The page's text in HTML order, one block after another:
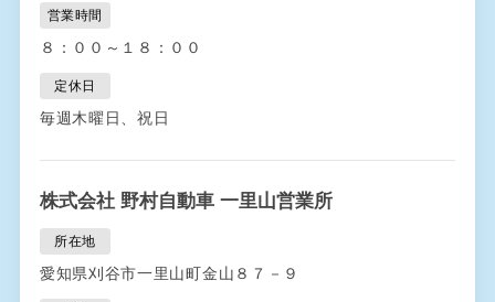
営業時間
８：００～１８：００
定休日
毎週木曜日、祝日
株式会社 野村自動車 一里山営業所
所在地
愛知県刈谷市一里山町金山８７－９